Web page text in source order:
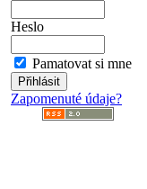
Heslo
Pamatovat si mne
Zapomenuté údaje?